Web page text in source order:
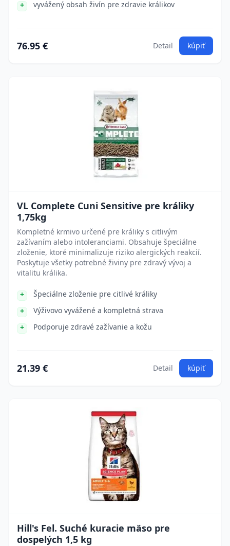
vyvážený obsah živín pre zdravie králikov
76.95 € Detail kúpiť
VL Complete Cuni Sensitive pre králiky
1,75kg
Kompletné krmivo určené pre králiky s citlivým
zažívaním alebo intoleranciami. Obsahuje špeciálne
zloženie, ktoré minimalizuje riziko alergických reakcií.
Poskytuje všetky potrebné živiny pre zdravý vývoj a
vitalitu králika.
Špeciálne zloženie pre citlivé králiky
Výživovo vyvážené a kompletná strava
Podporuje zdravé zažívanie a kožu
21.39 € Detail kúpiť
Hill's Fel. Suché kuracie mäso pre
dospelých 1,5 kg